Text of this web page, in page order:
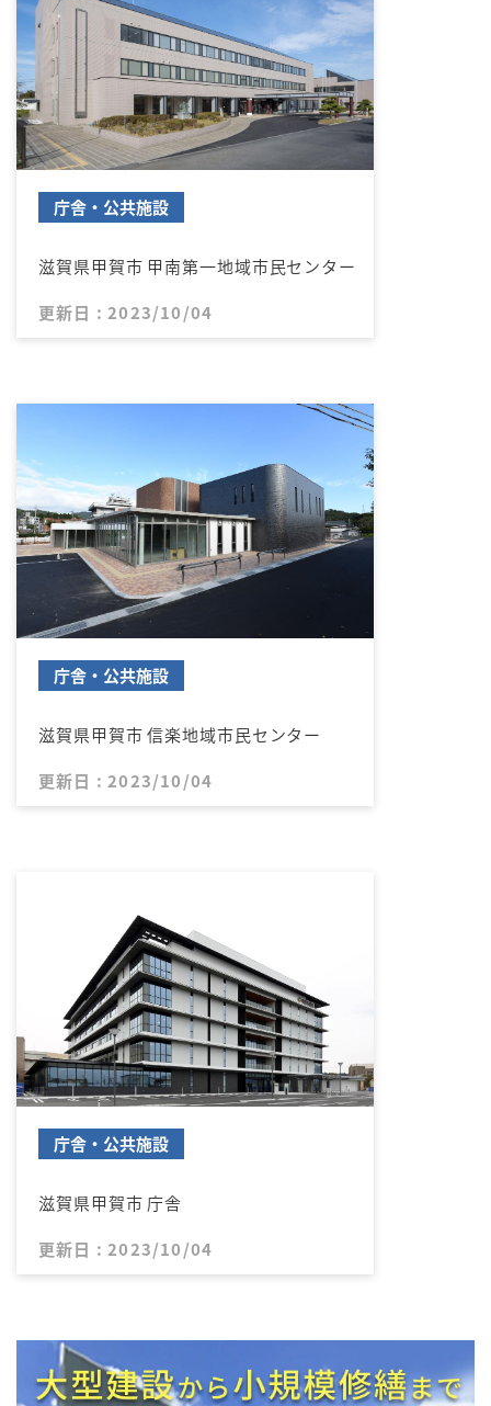
庁舎・公共施設
滋賀県甲賀市 甲南第一地域市民センター
更新日 : 2023/10/04
庁舎・公共施設
滋賀県甲賀市 信楽地域市民センター
更新日 : 2023/10/04
庁舎・公共施設
滋賀県甲賀市 庁舎
更新日 : 2023/10/04